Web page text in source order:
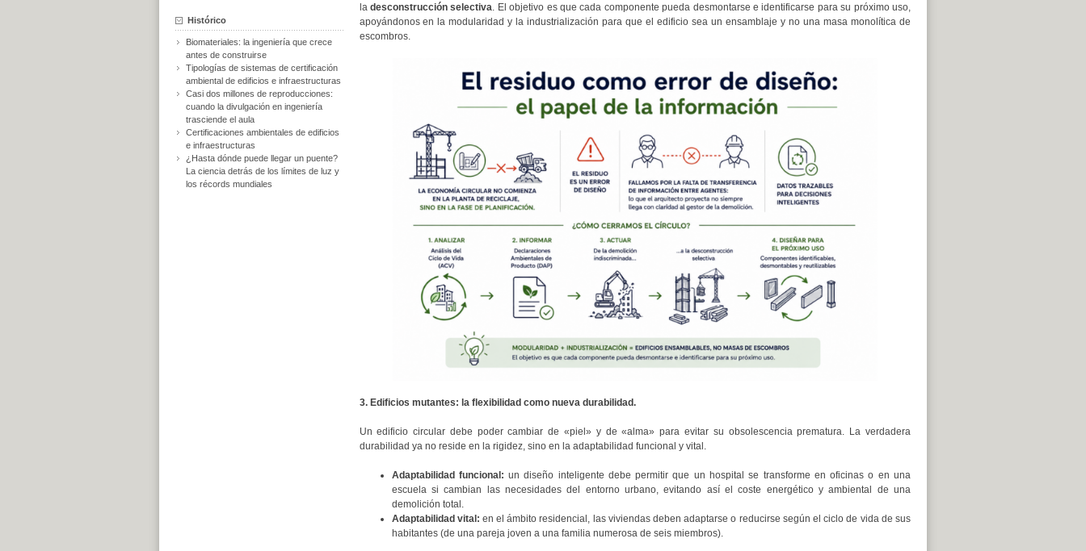
la desconstrucción selectiva. El objetivo es que cada componente pueda desmontarse e identificarse para su próximo uso,
apoyándonos en la modularidad y la industrialización para que el edificio sea un ensamblaje y no una masa monolítica de
escombros.
3. Edificios mutantes: la flexibilidad como nueva durabilidad.
Un edificio circular debe poder cambiar de «piel» y de «alma» para evitar su obsolescencia prematura. La verdadera
durabilidad ya no reside en la rigidez, sino en la adaptabilidad funcional y vital.
Adaptabilidad funcional: un diseño inteligente debe permitir que un hospital se transforme en oficinas o en una
escuela si cambian las necesidades del entorno urbano, evitando así el coste energético y ambiental de una
demolición total.
Adaptabilidad vital: en el ámbito residencial, las viviendas deben adaptarse o reducirse según el ciclo de vida de sus
habitantes (de una pareja joven a una familia numerosa de seis miembros).
Histórico
Biomateriales: la ingeniería que crece
antes de construirse
Tipologías de sistemas de certificación
ambiental de edificios e infraestructuras
Casi dos millones de reproducciones:
cuando la divulgación en ingeniería
trasciende el aula
Certificaciones ambientales de edificios
e infraestructuras
¿Hasta dónde puede llegar un puente?
La ciencia detrás de los límites de luz y
los récords mundiales